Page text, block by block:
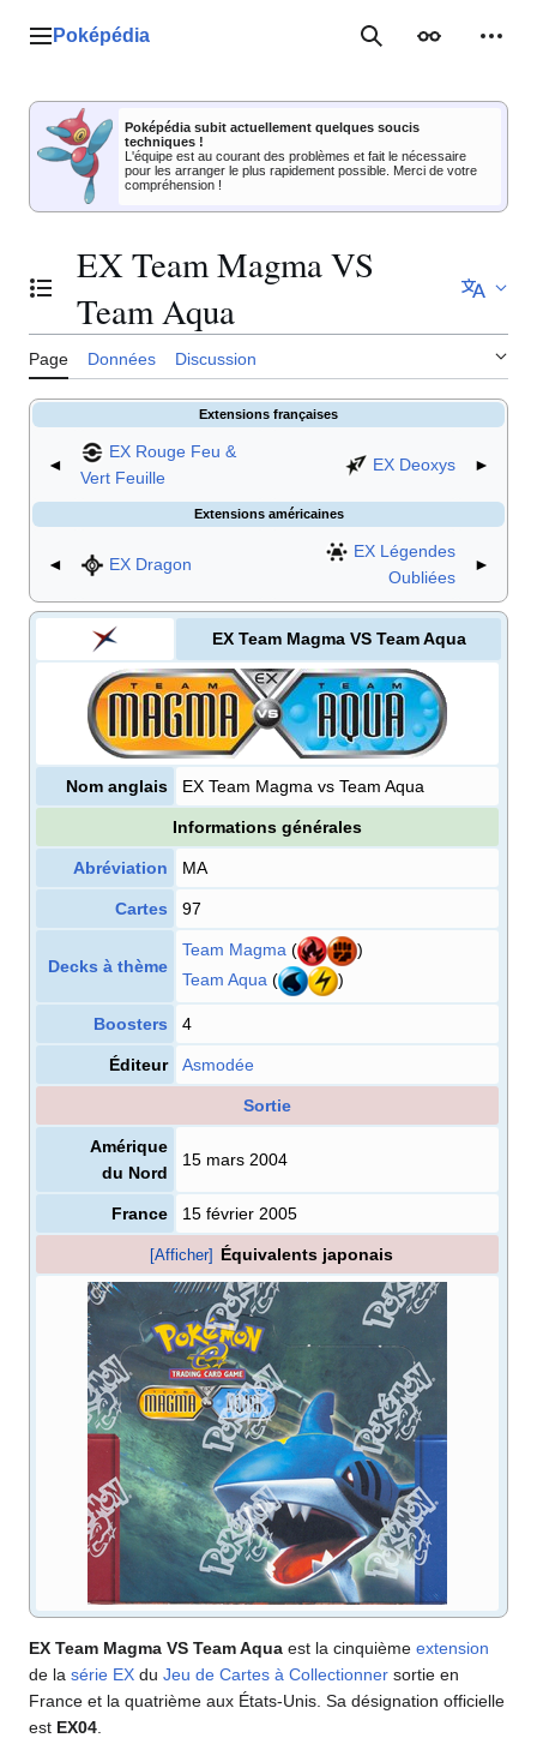
Menu principal
Poképédia RechercherApparence
Poképédia subit actuellement quelques soucis
techniques !
L'équipe est au courant des problèmes et fait le nécessaire
pour les arranger le plus rapidement possible. Merci de votre
compréhension !
Basculer la table des matières
EX Team Magma VS
Team Aqua
Page Données Discussion
Extensions françaises
◄
EX Rouge Feu &
Vert Feuille
EX Deoxys ►
Extensions américaines
◄ EX Dragon
EX Légendes
Oubliées
►
EX Team Magma VS Team Aqua
Nom anglais EX Team Magma vs Team Aqua
Informations générales
Abréviation MA
Cartes 97
Decks à thème
Team Magma (
)
Team Aqua ( )
Boosters 4
Éditeur Asmodée
Sortie
Amérique
du Nord
15 mars 2004
France 15 février 2005
[Afficher] Équivalents japonais
EX Team Magma VS Team Aqua est la cinquième extension
de la série EX du Jeu de Cartes à Collectionner sortie en
France et la quatrième aux États-Unis. Sa désignation officielle
est EX04